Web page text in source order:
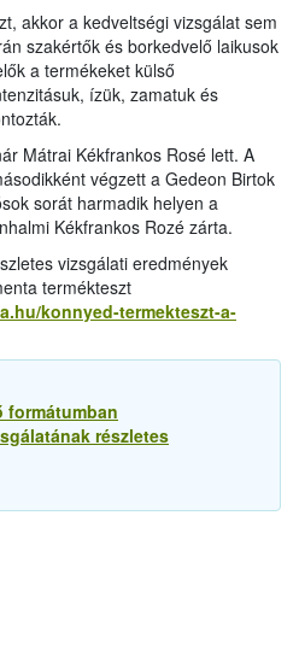
akkor a kedveltségi vizsgálat sem
szakértők és borkedvelő laikusok
a termékeket külső
ízük, zamatuk és
Mátrai Kékfrankos Rosé lett. A
végzett a Gedeon Birtok
sorát harmadik helyen a
Kékfrankos Rozé zárta.
vizsgálati eredmények
termékteszt
konnyed-termekteszt-a-
formátumban
részletes